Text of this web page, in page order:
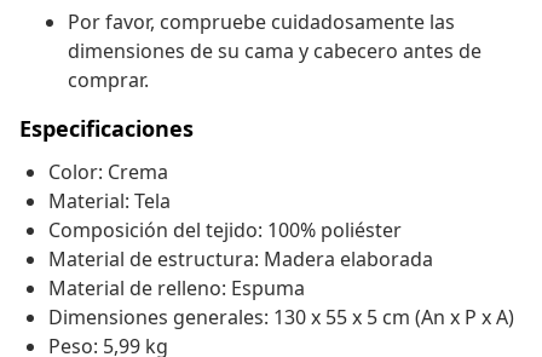
Por favor, compruebe cuidadosamente las
dimensiones de su cama y cabecero antes de
comprar.
Especificaciones
Color: Crema
Material: Tela
Composición del tejido: 100% poliéster
Material de estructura: Madera elaborada
Material de relleno: Espuma
Dimensiones generales: 130 x 55 x 5 cm (An x P x A)
Peso: 5,99 kg